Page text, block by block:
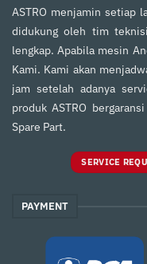
ASTRO menjamin setiap
didukung oleh tim
lengkap. Apabila mesin
Kami. Kami akan
jam setelah adanya
produk ASTRO
Spare Part.
SERVICE
PAYMENT